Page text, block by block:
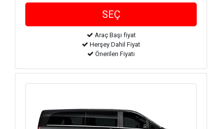
Araç Başı fiyat
Herşey Dahil Fiyat
Önerilen Fiyatı